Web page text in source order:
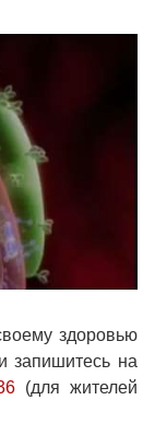
здоровью
и запишитесь на
(для жителей